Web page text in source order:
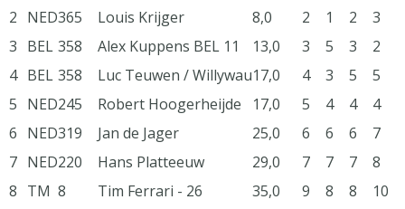
2 NED365 Louis Krijger 8,0 2 1 2
3
3 BEL 358 Alex Kuppens BEL 11 13,0 3 5 3
2
4 BEL 358 Luc Teuwen / Willywau17,0 4 3 5
5
5 NED245 Robert Hoogerheijde 17,0 5 4 4
4
6 NED319 Jan de Jager 25,0 6 6 6
7
7 NED220 Hans Platteeuw 29,0 7 7 7
8
8 TM 8 Tim Ferrari - 26 35,0 9 8 8
10